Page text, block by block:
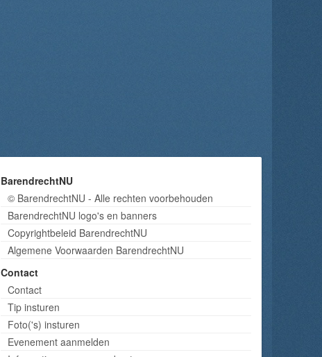
BarendrechtNU
© BarendrechtNU - Alle rechten voorbehouden
BarendrechtNU logo's en banners
Copyrightbeleid BarendrechtNU
Algemene Voorwaarden BarendrechtNU
Contact
Contact
Tip insturen
Foto('s) insturen
Evenement aanmelden